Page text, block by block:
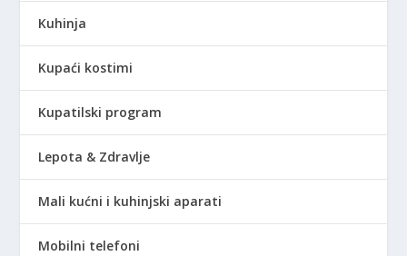
Kuhinja
Kupaći kostimi
Kupatilski program
Lepota & Zdravlje
Mali kućni i kuhinjski aparati
Mobilni telefoni